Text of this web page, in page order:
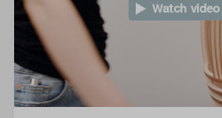
Watch video